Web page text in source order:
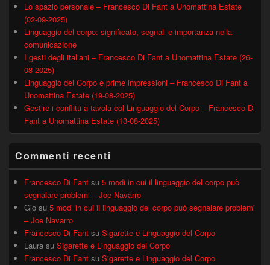
Lo spazio personale – Francesco Di Fant a Unomattina Estate
(02-09-2025)
Linguaggio del corpo: significato, segnali e importanza nella
comunicazione
I gesti degli italiani – Francesco Di Fant a Unomattina Estate (26-
08-2025)
Linguaggio del Corpo e prime impressioni – Francesco Di Fant a
Unomattina Estate (19-08-2025)
Gestire i conflitti a tavola col Linguaggio del Corpo – Francesco Di
Fant a Unomattina Estate (13-08-2025)
Commenti recenti
Francesco Di Fant su 5 modi in cui il linguaggio del corpo può
segnalare problemi – Joe Navarro
Gio su 5 modi in cui il linguaggio del corpo può segnalare problemi
– Joe Navarro
Francesco Di Fant su Sigarette e Linguaggio del Corpo
Laura su Sigarette e Linguaggio del Corpo
Francesco Di Fant su Sigarette e Linguaggio del Corpo